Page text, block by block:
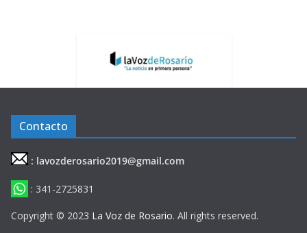
Contacto
: lavozderosario2019@gmail.com
: 341-2725831
Copyright © 2023 La Voz de Rosario. All rights reserved.